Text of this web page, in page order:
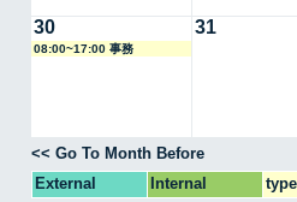
30
08:00~17:00 事務
31
<< Go To Month Before
External
Internal